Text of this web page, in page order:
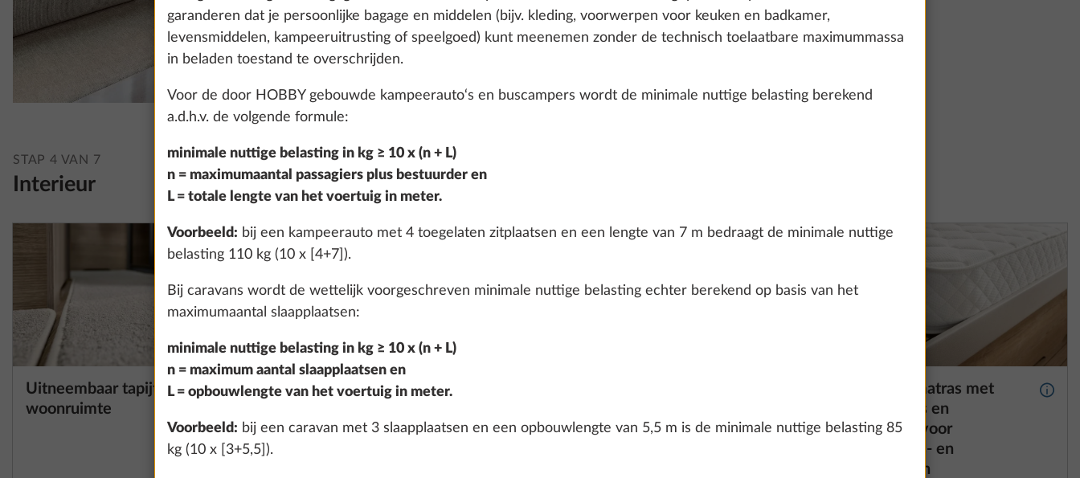
STAP 4 VAN 7
Interieur
Uitneembaar tapijt in
woonruimte
Meer informatieKook- / ovencombinatie met
toerenregelaar
Koudschuimmatras met
comfort zones en
lattenbodem voor
tweepersoons- en
queensbedden
Meer
garanderen dat je persoonlijke bagage en middelen (bijv. kleding, voorwerpen voor keuken en badkamer,
levensmiddelen, kampeeruitrusting of speelgoed) kunt meenemen zonder de technisch toelaatbare maximummassa
in beladen toestand te overschrijden.
Voor de door HOBBY gebouwde kampeerauto‘s en buscampers wordt de minimale nuttige belasting berekend
a.d.h.v. de volgende formule:
minimale nuttige belasting in kg ≥ 10 x (n + L)
n = maximumaantal passagiers plus bestuurder en
L = totale lengte van het voertuig in meter.
Voorbeeld: bij een kampeerauto met 4 toegelaten zitplaatsen en een lengte van 7 m bedraagt de minimale nuttige
belasting 110 kg (10 x [4+7]).
Bij caravans wordt de wettelijk voorgeschreven minimale nuttige belasting echter berekend op basis van het
maximumaantal slaapplaatsen:
minimale nuttige belasting in kg ≥ 10 x (n + L)
n = maximum aantal slaapplaatsen en
L = opbouwlengte van het voertuig in meter.
Voorbeeld: bij een caravan met 3 slaapplaatsen en een opbouwlengte van 5,5 m is de minimale nuttige belasting 85
kg (10 x [3+5,5]).